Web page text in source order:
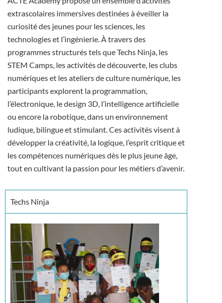
extrascolaires immersives destinées à éveiller la
curiosité des jeunes pour les sciences, les
technologies et l’ingénierie. À travers des
programmes structurés tels que Techs Ninja, les
STEM Camps, les activités de découverte, les clubs
numériques et les ateliers de culture numérique, les
participants explorent la programmation,
l’électronique, le design 3D, l’intelligence artificielle
ou encore la robotique, dans un environnement
ludique, bilingue et stimulant. Ces activités visent à
développer la créativité, la logique, l’esprit critique et
les compétences numériques dès le plus jeune âge,
tout en cultivant la passion pour les métiers d’avenir.
Techs Ninja